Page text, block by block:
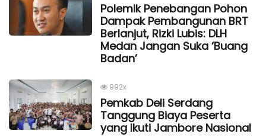
Polemik Penebangan Pohon
Dampak Pembangunan BRT
Berlanjut, Rizki Lubis: DLH
Medan Jangan Suka ‘Buang
Badan’
992x
Pemkab Deli Serdang
Tanggung Biaya Peserta
yang Ikuti Jambore Nasional